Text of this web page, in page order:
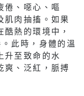
倦、噁心、嘔
肌肉抽搐。如果
熱的環境中，
此時，身體的溫
升至致命的水
爽、泛紅，脈搏